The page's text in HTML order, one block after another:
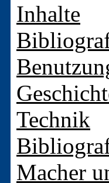
Inhalte
Technik
Macher